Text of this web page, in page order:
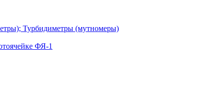
Турбидиметры (мутномеры)
ФЯ-1